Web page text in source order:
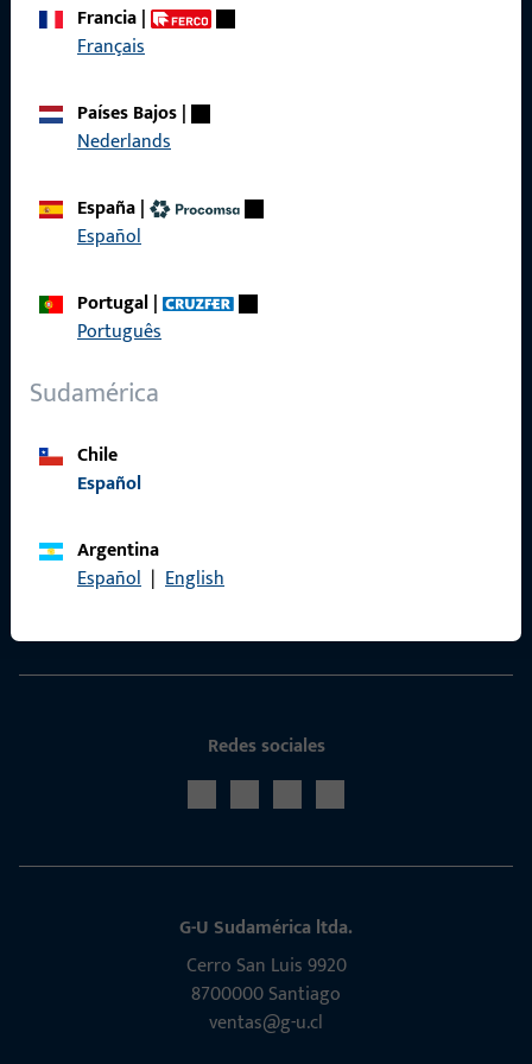
Francia|
Français
Países Bajos|
Nederlands
España|
Español
Portugal|
Português
Sudamérica
Chile
Español
Argentina
Español | English
Portal de servicios ProPoint
Redes sociales
G-U Sudamérica ltda.
Cerro San Luis 9920
8700000 Santiago
ventas@g-u.cl